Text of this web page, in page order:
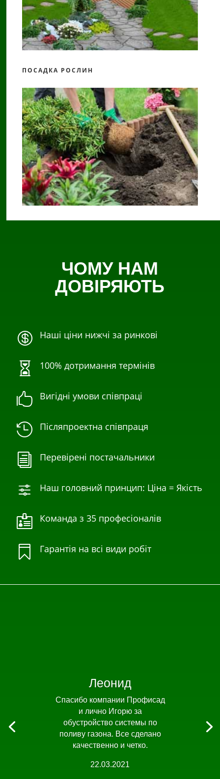
ПОСАДКА РОСЛИН
ЧОМУ НАМ
ДОВІРЯЮТЬ
 Наші ціни нижчі за ринкові
 100% дотримання термінів
 Вигідні умови співпраці
 Післяпроектна співпраця
i Перевірені постачальники
f Наш головний принцип: Ціна = Якість
 Команда з 35 професіоналів
 Гарантія на всі види робіт
Леонид
Спасибо компании Профисад
и лично Игорю за
обустройство системы по
поливу газона. Все сделано
качественно и четко.
22.03.2021